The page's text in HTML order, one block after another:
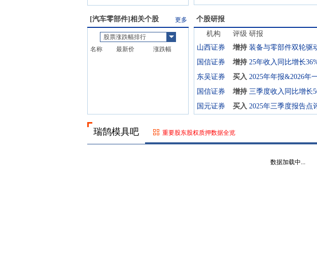
[汽车零部件]相关个股 更多
股票涨跌幅排行
名称
最新价 涨跌幅
个股研报
机构 评级 研报
山西证券
增持
国信证券 增持
东吴证券 买入
国信证券 增持
国元证券 买入
瑞鹄模具吧 重要股东股权质押数据全览